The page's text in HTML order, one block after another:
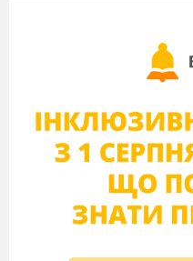
Під звуки
виходить сім
Одна з них тримає
Дівчина 1